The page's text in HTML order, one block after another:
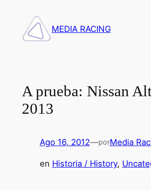
contenido
MEDIA RACING
A prueba: Nissan
2013
Ago 16, 2012—porMedia
en Historia / History,